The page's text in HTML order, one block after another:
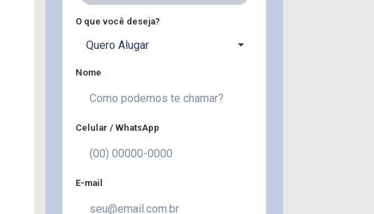
O que você deseja?
Quero Alugar
Nome
Celular / WhatsApp
E-mail